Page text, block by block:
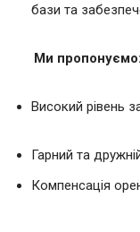
бази та
Ми пропонуємо:
Високий рівень
Гарний та
Компенсація